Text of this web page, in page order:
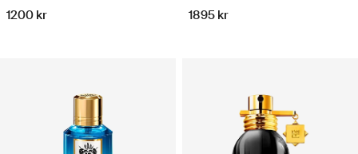
1200 kr 1895 kr